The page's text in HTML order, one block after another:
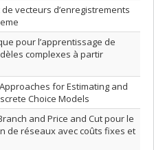
vecteurs d’enregistrements
pour l’apprentissage de
complexes à partir
for Estimating and
Choice Models
and Price and Cut pour le
de réseaux avec coûts fixes et